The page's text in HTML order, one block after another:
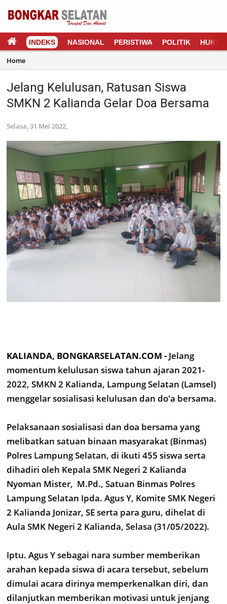
INDEKS NASIONAL PERISTIWA POLITIK HUKUM
Home
Jelang Kelulusan, Ratusan Siswa
SMKN 2 Kalianda Gelar Doa Bersama
Selasa, 31 Mei 2022,
KALIANDA, BONGKARSELATAN.COM - Jelang
momentum kelulusan siswa tahun ajaran 2021-
2022, SMKN 2 Kalianda, Lampung Selatan (Lamsel)
menggelar sosialisasi kelulusan dan do'a bersama.
Pelaksanaan sosialisasi dan doa bersama yang
melibatkan satuan binaan masyarakat (Binmas)
Polres Lampung Selatan, di ikuti 455 siswa serta
dihadiri oleh Kepala SMK Negeri 2 Kalianda
Nyoman Mister, M.Pd., Satuan Binmas Polres
Lampung Selatan Ipda. Agus Y, Komite SMK Negeri
2 Kalianda Jonizar, SE serta para guru, dihelat di
Aula SMK Negeri 2 Kalianda, Selasa (31/05/2022).
Iptu. Agus Y sebagai nara sumber memberikan
arahan kepada siswa di acara tersebut, sebelum
dimulai acara dirinya memperkenalkan diri, dan
dilanjutkan memberikan motivasi untuk jenjang